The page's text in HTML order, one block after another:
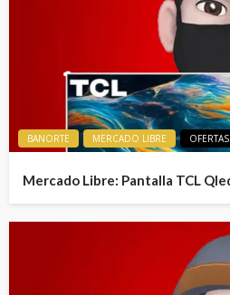
BANORTE MERCADO LIBRE
Mercado Libre: Pantalla TCL